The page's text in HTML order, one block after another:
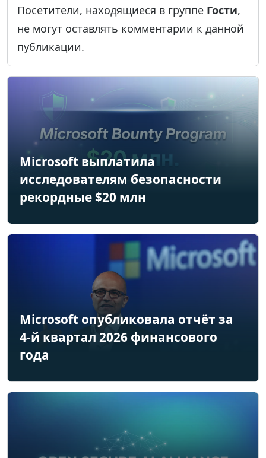
Посетители, находящиеся в группе Гости,
не могут оставлять комментарии к данной
публикации.
Microsoft выплатила
исследователям безопасности
рекордные $20 млн
Microsoft опубликовала отчёт за
4-й квартал 2026 финансового
года